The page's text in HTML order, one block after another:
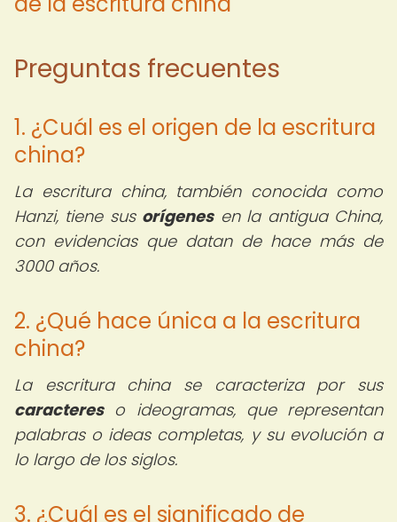
Preguntas frecuentes
1. ¿Cuál es el origen de la escritura
china?
La escritura china, también conocida como
Hanzi, tiene sus orígenesen la antigua China,
con evidencias que datan de hace más de
3000 años.
2. ¿Qué hace única a la escritura
china?
La escritura china se caracteriza por sus
caractereso ideogramas, que representan
palabras o ideas completas, y su evolución a
lo largo de los siglos.
3. ¿Cuál es el significado de